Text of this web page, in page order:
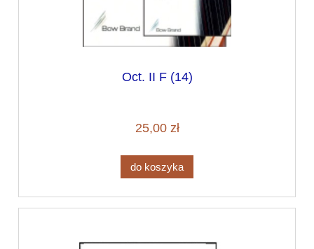
Oct. II F (14)
25,00 zł
do koszyka